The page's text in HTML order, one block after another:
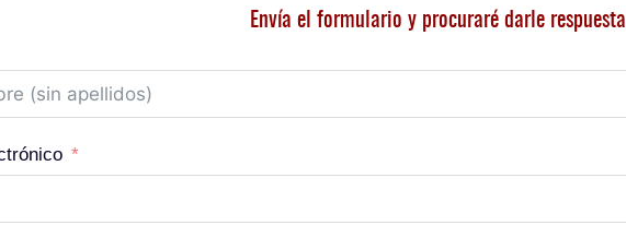
Envía el formulario y procuraré darle respuesta